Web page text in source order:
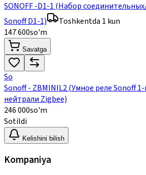
SONOFF -D1-1 (Набор
Sonoff D1-1)
Toshkentda 1 kun
147 600so'm
Savatga
So
Sonoff - ZBMINIL2 (Умное реле Sonoff
нейтрали Zigbee)
246 000so'm
Sotildi
Kelishini bilish
Kompaniya